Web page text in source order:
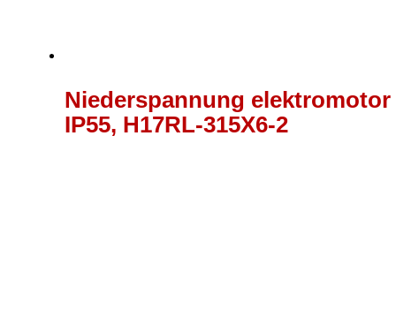
Niederspannung elektromotor
IP55, H17RL-315X6-2